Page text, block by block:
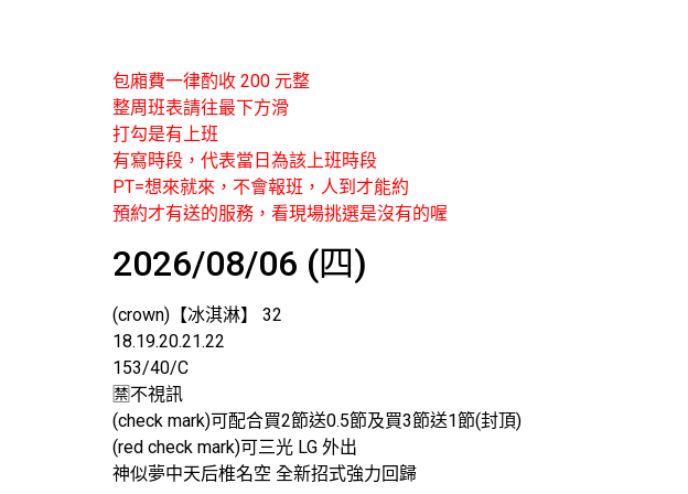
包廂費一律酌收 200 元整
整周班表請往最下方滑
打勾是有上班
有寫時段，代表當日為該上班時段
PT=想來就來，不會報班，人到才能約
預約才有送的服務，看現場挑選是沒有的喔
2026/08/06 (四)
(crown)【冰淇淋】 32
18.19.20.21.22
153/40/C
🈲️不視訊
(check mark)可配合買2節送0.5節及買3節送1節(封頂)
(red check mark)可三光 LG 外出
神似夢中天后椎名空 全新招式強力回歸